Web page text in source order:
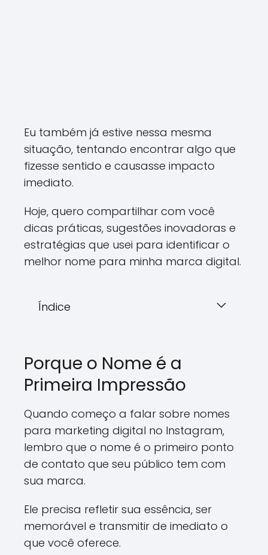
Eu também já estive nessa mesma
situação, tentando encontrar algo que
fizesse sentido e causasse impacto
imediato.
Hoje, quero compartilhar com você
dicas práticas, sugestões inovadoras e
estratégias que usei para identificar o
melhor nome para minha marca digital.
Índice
Porque o Nome é a
Primeira Impressão
Quando começo a falar sobre nomes
para marketing digital no Instagram,
lembro que o nome é o primeiro ponto
de contato que seu público tem com
sua marca.
Ele precisa refletir sua essência, ser
memorável e transmitir de imediato o
que você oferece.